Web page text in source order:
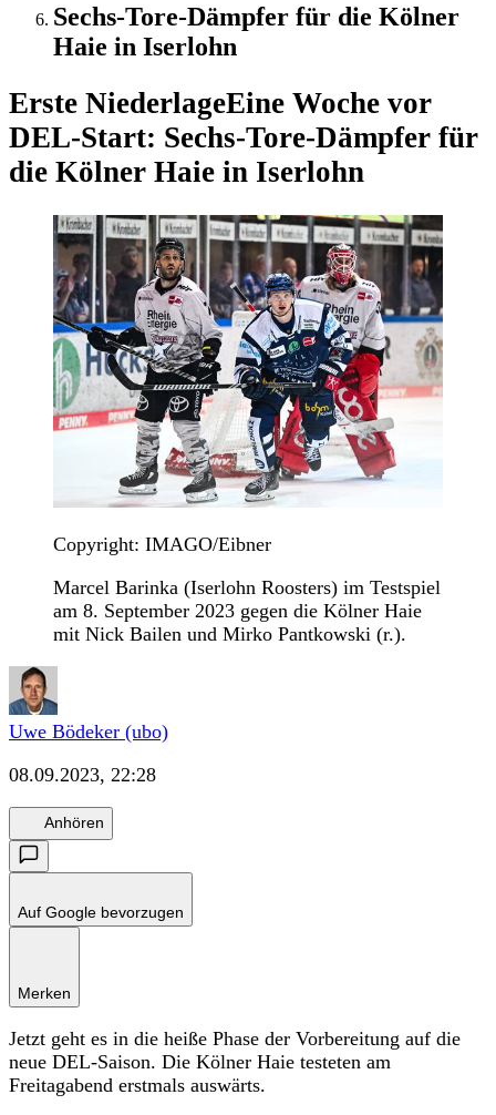
Sechs-Tore-Dämpfer für die Kölner
Haie in Iserlohn
Erste NiederlageEine Woche vor
DEL-Start: Sechs-Tore-Dämpfer für
die Kölner Haie in Iserlohn
Copyright: IMAGO/Eibner
Marcel Barinka (Iserlohn Roosters) im Testspiel
am 8. September 2023 gegen die Kölner Haie
mit Nick Bailen und Mirko Pantkowski (r.).
Uwe Bödeker (ubo)
08.09.2023, 22:28
Anhören
Auf Google bevorzugen
Merken
Jetzt geht es in die heiße Phase der Vorbereitung auf die
neue DEL-Saison. Die Kölner Haie testeten am
Freitagabend erstmals auswärts.